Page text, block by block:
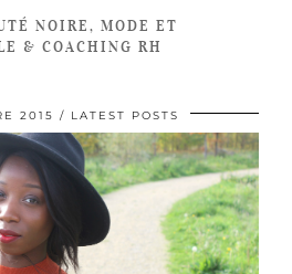
NOIRE, MODE ET
& COACHING RH
2015 LATEST POSTS